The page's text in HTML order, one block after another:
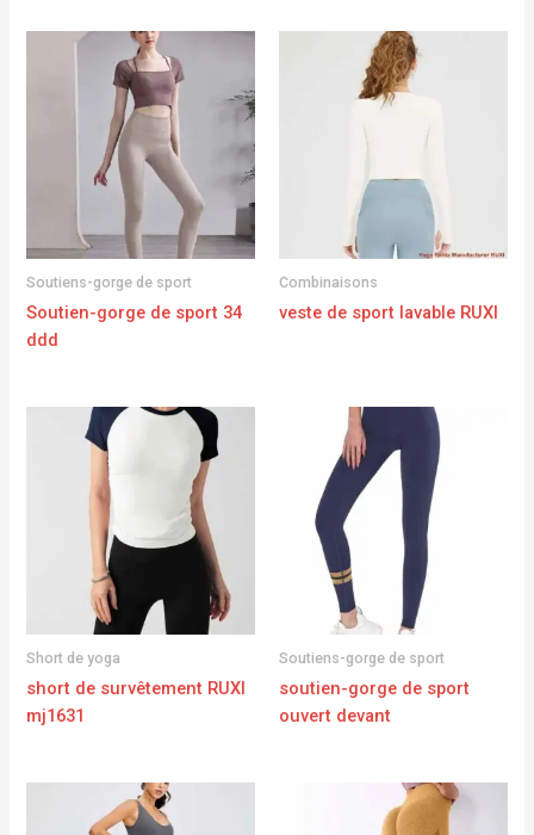
Soutiens-gorge de sport
Soutien-gorge de sport 34
ddd
Combinaisons
veste de sport lavable RUXI
Short de yoga
short de survêtement RUXI
mj1631
Soutiens-gorge de sport
soutien-gorge de sport
ouvert devant